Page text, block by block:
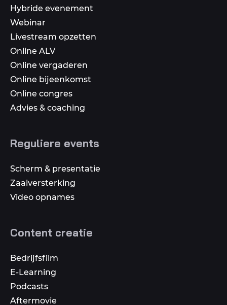
Hybride evenement
Webinar
Livestream opzetten
Online ALV
Online vergaderen
Online bijeenkomst
Online congres
Advies & coaching
Reguliere events
Scherm & presentatie
Zaalversterking
Video opnames
Content creatie
Bedrijfsfilm
E-Learning
Podcasts
Aftermovie